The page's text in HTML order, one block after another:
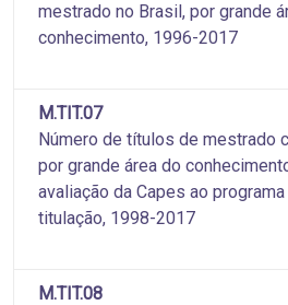
mestrado no Brasil, por grande
conhecimento, 1996-2017
M.TIT.07
Número de títulos de mestrado
por grande área do
avaliação da Capes ao
titulação, 1998-2017
M.TIT.08